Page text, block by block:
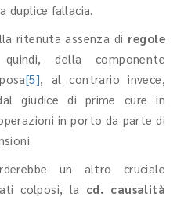
duplice fallacia.
ritenuta assenza di regole
della componente
[5], al contrario invece,
giudice di prime cure in
in porto da parte di
un altro cruciale
colposi, la cd. causalità